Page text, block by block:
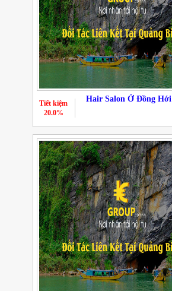
Hair Salon Ở Đồng Hới
Tiết kiệm
20.0%